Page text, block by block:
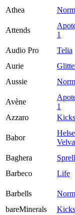
Athea
Attends
1
Audio Pro
Telia
Aurie
Aussie
Avène
1
Azzaro
Kicks
Babor
Baghera
Sprell
Barbeco
Life
Barbells
bareMinerals
Kicks